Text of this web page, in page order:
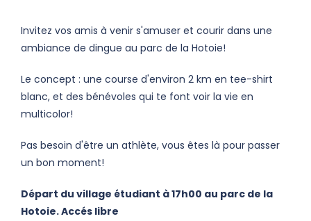
Invitez vos amis à venir s'amuser et courir dans une
ambiance de dingue au parc de la Hotoie!
Le concept : une course d'environ 2 km en tee-shirt
blanc, et des bénévoles qui te font voir la vie en
multicolor!
Pas besoin d'être un athlète, vous êtes là pour passer
un bon moment!
Départ du village étudiant à 17h00 au parc de la
Hotoie. Accés libre